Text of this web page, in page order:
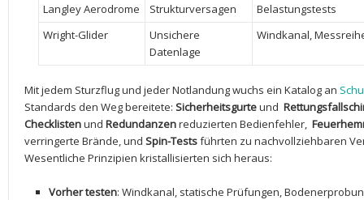
Langley ‌Aerodrome
Strukturversagen
Belastungstests
Wright-Glider
Unsichere
Datenlage
Windkanal,​
Mit jedem Sturzflug ⁤und ‍jeder Notlandung wuchs ein Katalog an
Standards den Weg bereitete: Sicherheitsgurte⁤und ⁣
Checklistenund Redundanzenreduzierten ​Bedienfehler, ​
verringerte Brände, ​und Spin-Testsführten ⁤zu⁤ nachvollziehbaren
Wesentliche Prinzipien kristallisierten⁢ sich⁢ heraus:
Vorher testen: Windkanal, statische Prüfungen,